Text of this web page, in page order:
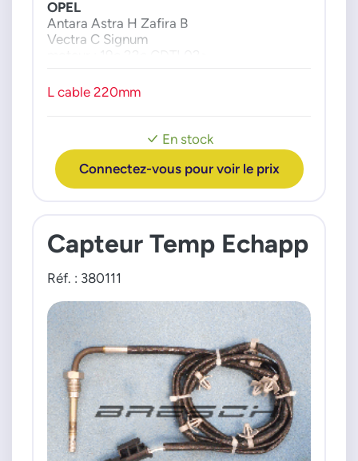
855410
OPEL-GM
55190616
En stock
Connectez-vous pour voir le prix
OPEL
Antara Astra H Zafira B
Vectra C Signum
SAAB
9-3 9-3x
L cable 220mm
Capteur Temp Echapp
Réf. : 380111